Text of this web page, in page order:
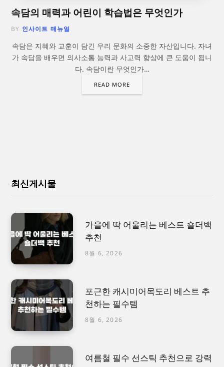
속담의 매력과 어린이 학습법은 무엇인가
BY 인사이트 매뉴얼
속담은 지혜와 교훈이 담긴 우리 문화의 소중한 자산입니다. 자녀
가 속담을 배우면 의사소통 능력과 사고력 향상에 큰 도움이 됩니
다. 속담이란 무엇인가…
READ MORE
최신게시물
가을에 딱 어울리는 베스트 숄더백
추천
8월 6, 2026
포근한 캐시미어목도리 베스트 추
천하는 필수템
8월 6, 2026
여름철 필수 선스틱 추천으로 강력